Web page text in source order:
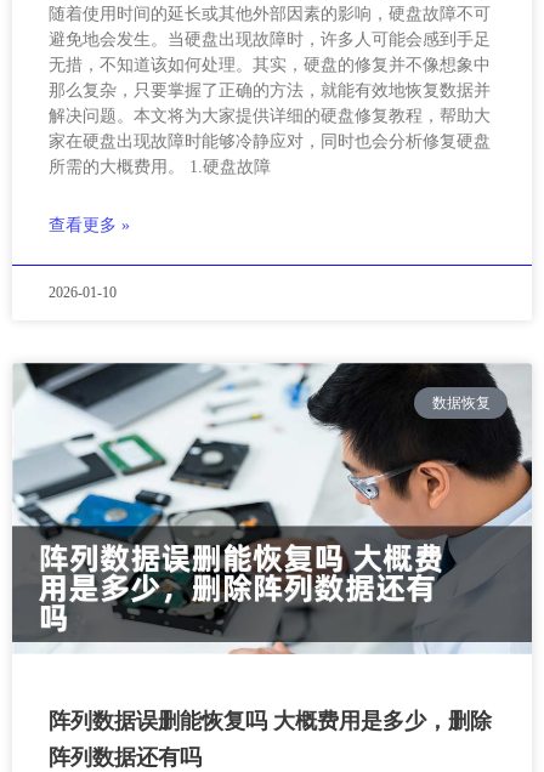
随着使用时间的延长或其他外部因素的影响，硬盘故障不可
避免地会发生。当硬盘出现故障时，许多人可能会感到手足
无措，不知道该如何处理。其实，硬盘的修复并不像想象中
那么复杂，只要掌握了正确的方法，就能有效地恢复数据并
解决问题。本文将为大家提供详细的硬盘修复教程，帮助大
家在硬盘出现故障时能够冷静应对，同时也会分析修复硬盘
所需的大概费用。 1.硬盘故障
查看更多 »
2026-01-10
数据恢复
阵列数据误删能恢复吗 大概费用是多少，删除
阵列数据还有吗